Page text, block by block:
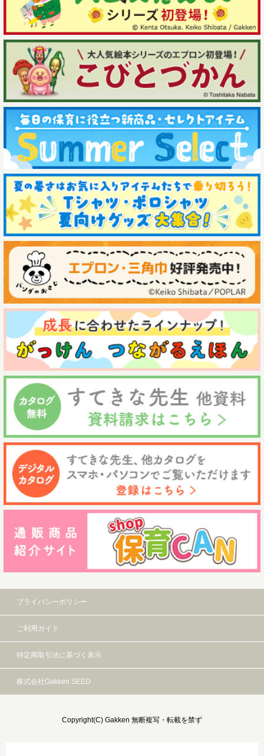
プライバシーポリシー
ご利用ガイド
特定商取引法に基づく表示
株式会社Gakken SEED
Copyright(C) Gakken 無断複写・転載を禁ず